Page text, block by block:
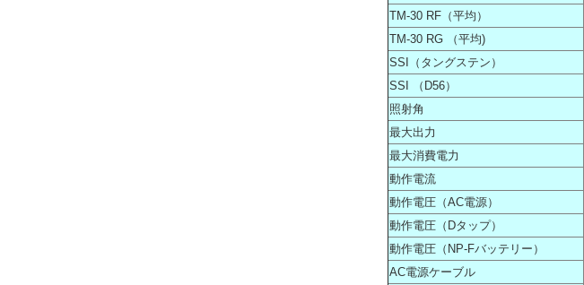
TM-30 RF（平均）
TM-30 RG （平均)
SSI（タングステン）
SSI （D56）
照射角
最大出力
最大消費電力
動作電流
動作電圧（AC電源）
動作電圧（Dタップ）
動作電圧（NP-Fバッテリー）
AC電源ケーブル